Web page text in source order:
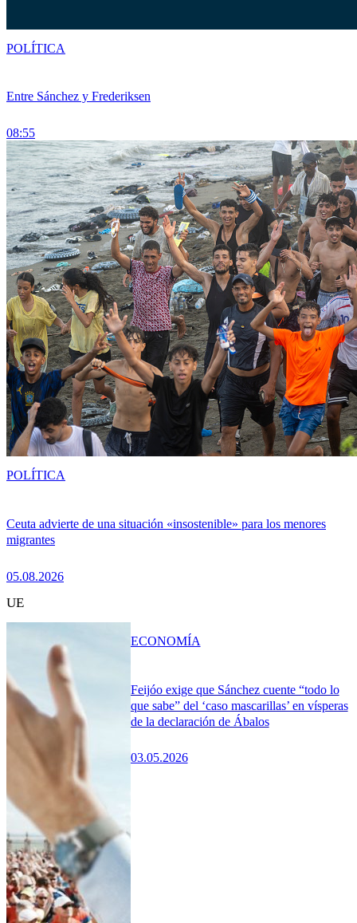
Entre Sánchez y Frederiksen
08:55
POLÍTICA
Ceuta advierte de una situación «insostenible» para los menores
migrantes
05.08.2026
POLÍTICA
UE
Feijóo exige que Sánchez cuente “todo lo
que sabe” del ‘caso mascarillas’ en vísperas
de la declaración de Ábalos
03.05.2026
ECONOMÍA